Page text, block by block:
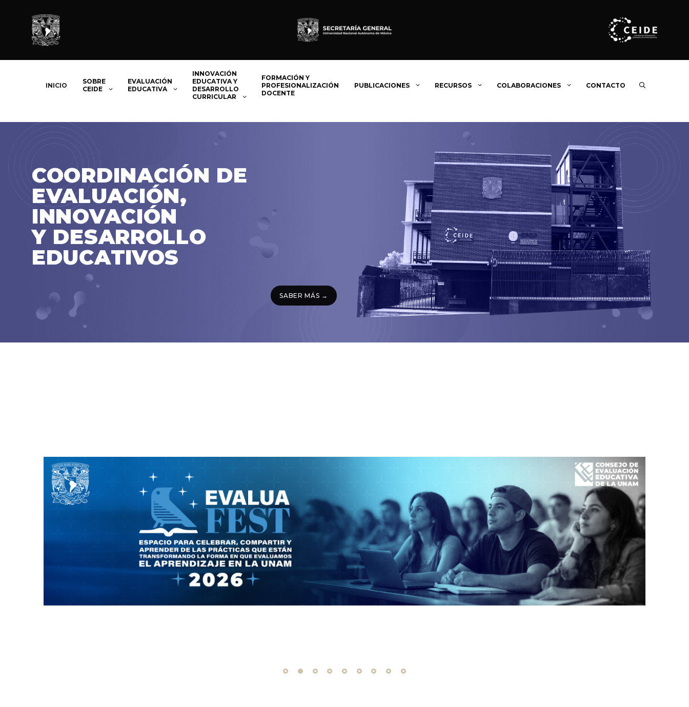
contenido
INICIO
SOBRE
CEIDE
EVALUACIÓN
EDUCATIVA
INNOVACIÓN
EDUCATIVA Y
DESARROLLO
CURRICULAR
FORMACIÓN Y
PROFESIONALIZACIÓN
DOCENTE
PUBLICACIONES RECURSOS COLABORACIONES CONTACTO
COORDINACIÓN DE
EVALUACIÓN,
INNOVACIÓN
Y DESARROLLO
EDUCATIVOS
SABER MÁS →